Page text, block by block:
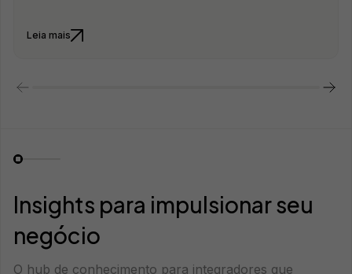
Leia mais
Insights para impulsionar seu
negócio
O hub de conhecimento para integradores que